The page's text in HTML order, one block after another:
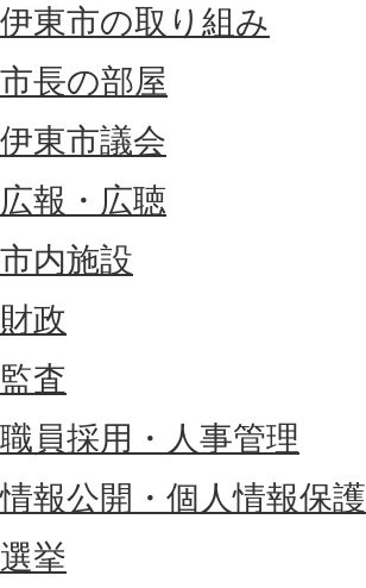
伊東市の取り組み
市長の部屋
伊東市議会
広報・広聴
市内施設
財政
監査
職員採用・人事管理
情報公開・個人情報保護
選挙